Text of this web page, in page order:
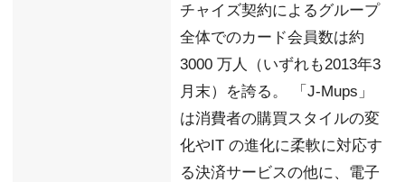
チャイズ契約によるグループ
全体でのカード会員数は約
3000 万人（いずれも2013年3
月末）を誇る。 「J-Mups」
は消費者の購買スタイルの変
化やIT の進化に柔軟に対応す
る決済サービスの他に、電子